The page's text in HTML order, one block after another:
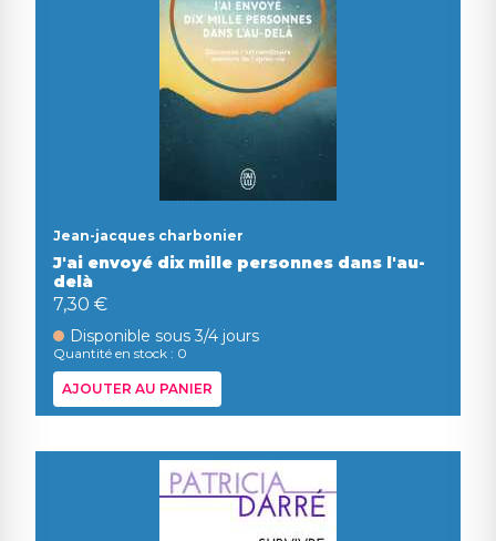
Jean-jacques charbonier
J'ai envoyé dix mille personnes dans l'au-
delà
7,30 €
Disponible sous 3/4 jours
Quantité en stock : 0
AJOUTER AU PANIER